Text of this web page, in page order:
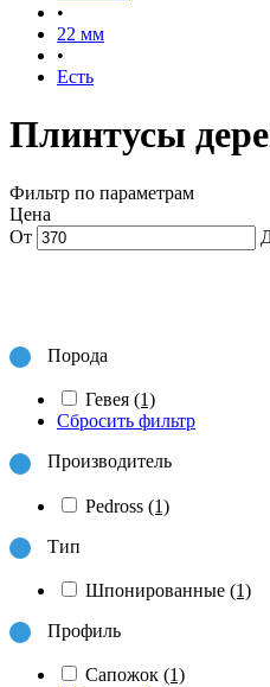
•
22 мм
•
Есть
Плинтусы
Фильтр по параметрам
Цена
От
Порода
Гевея (1)
Сбросить фильтр
Производитель
Pedross (1)
Тип
Шпонированные (1)
Профиль
Сапожок (1)